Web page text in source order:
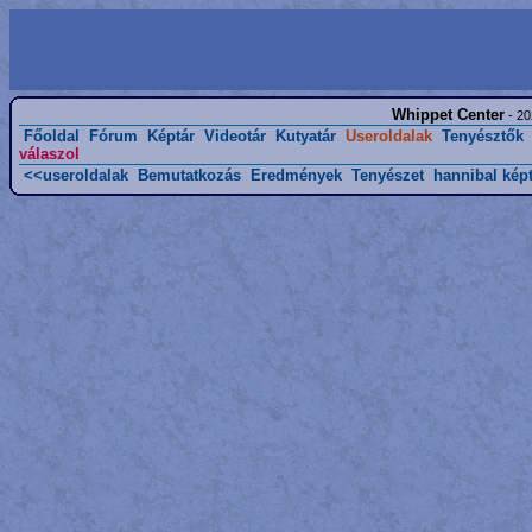
Whippet Center-
Főoldal Fórum Képtár Videotár Kutyatár Useroldalak Tenyésztők
válaszol
<<useroldalak
Bemutatkozás Eredmények Tenyészet hannibal